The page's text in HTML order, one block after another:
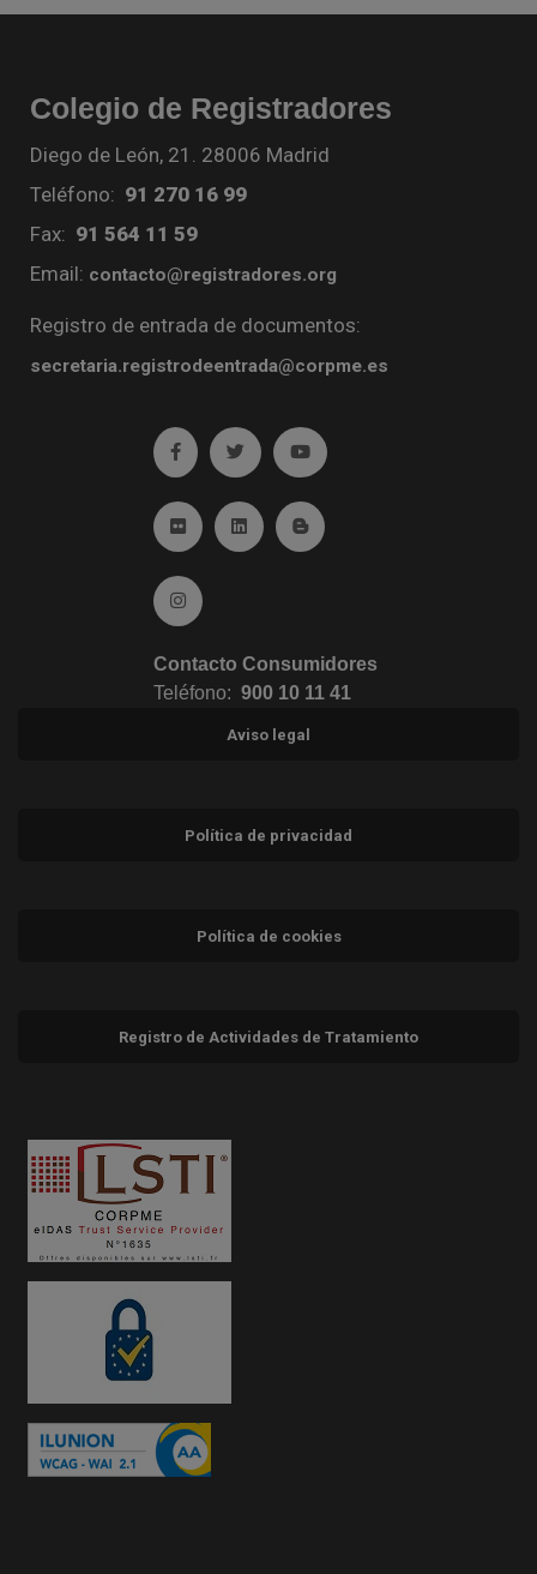
Colegio de Registradores
Diego de León, 21. 28006 Madrid
Teléfono: 91 270 16 99
Fax: 91 564 11 59
Email: contacto@registradores.org
Registro de entrada de documentos:
secretaria.registrodeentrada@corpme.es
Ir a facebook (abre en ventana nueva)
Ir a twitter (abre en ventana nueva)
Ir a YouTube (abre en
Ir a Flickr (abre en ventana nueva)
Ir a Linkedin (abre en ventana nueva)
Ir al Blog (abre en ventana
Ir a Instagram (abre en ventana nueva)
Contacto Consumidores
Teléfono: 900 10 11 41
Aviso legal
Política de privacidad
Política de cookies
Registro de Actividades de Tratamiento